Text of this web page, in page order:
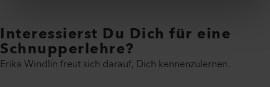
Interessierst Du Dich für eine
Schnupperlehre?
Erika Windlin freut sich darauf, Dich kennenzulernen.